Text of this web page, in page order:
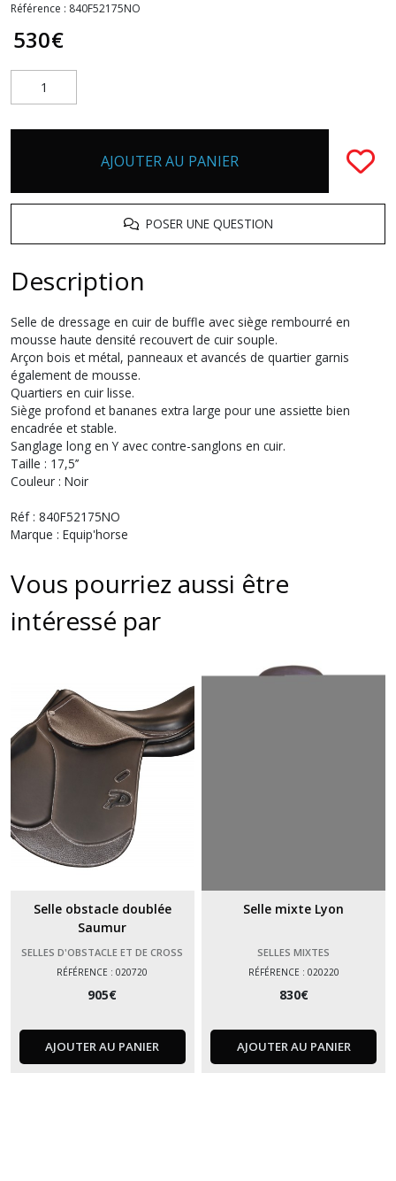
Référence : 840F52175NO
530€
AJOUTER AU PANIER
POSER UNE QUESTION
Description
Selle de dressage en cuir de buffle avec siège rembourré en
mousse haute densité recouvert de cuir souple.
Arçon bois et métal, panneaux et avancés de quartier garnis
également de mousse.
Quartiers en cuir lisse.
Siège profond et bananes extra large pour une assiette bien
encadrée et stable.
Sanglage long en Y avec contre-sanglons en cuir.
Taille : 17,5’’
Couleur : Noir
Réf : 840F52175NO
Marque : Equip'horse
Vous pourriez aussi être
intéressé par
Selle obstacle doublée
Saumur
SELLES D'OBSTACLE ET DE CROSS
RÉFÉRENCE : 020720
905€
AJOUTER AU PANIER
Selle mixte Lyon
SELLES MIXTES
RÉFÉRENCE : 020220
830€
AJOUTER AU PANIER